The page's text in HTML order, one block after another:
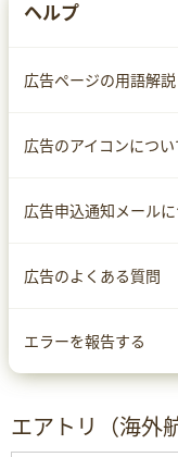
ヘルプ
広告ページの用語解説
広告のアイコンについ
広告申込通知メール
広告のよくある質問
エラーを報告する
エアトリ（海外